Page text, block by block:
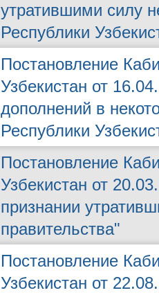
утратившими силу
Республики
Постановление
Узбекистан от
дополнений в
Республики
Постановление
Узбекистан от
признании
правительства"
Постановление
Узбекистан от